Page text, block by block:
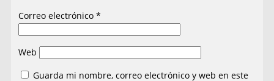
Correo electrónico*
Web
Guarda mi nombre, correo electrónico y web en este